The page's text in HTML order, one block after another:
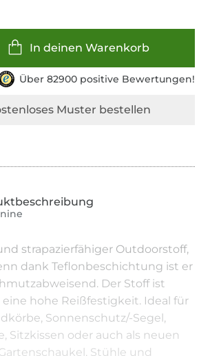
In deinen Warenkorb
Über 82900 positive Bewertungen!
strapazierfähiger Outdoorstoff,
dank Teflonbeschichtung ist er
Der Stoff ist
hohe Reißfestigkeit. Ideal für
Sonnenschutz/-Segel,
Sitzkissen oder auch als neuen
Stühle und